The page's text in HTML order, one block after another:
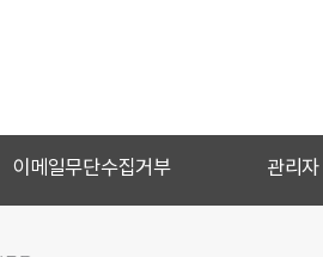
이메일무단수집거부 관리자